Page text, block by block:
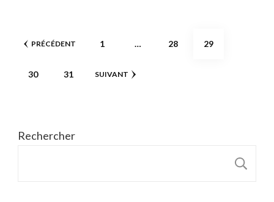
Pagination
publications
PRÉCÉDENT PAGE
1 … PAGE
28 PAGE
29
PAGE
30 PAGE
31 SUIVANT
Rechercher